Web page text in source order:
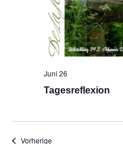
Tagesreflexion
Juni 26
VorherigeVeranstaltungen